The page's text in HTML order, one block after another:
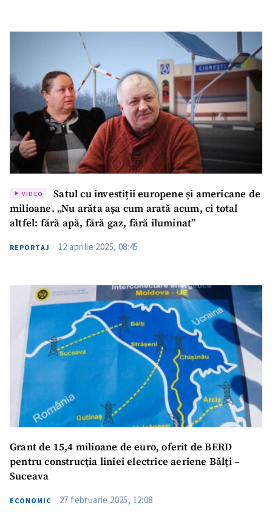
VIDEO
Satul cu investiții europene și americane de
milioane. „Nu arăta așa cum arată acum, ci total
altfel: fără apă, fără gaz, fără iluminat”
REPORTAJ 12 aprilie 2025, 08:45
Grant de 15,4 milioane de euro, oferit de BERD
pentru construcția liniei electrice aeriene Bălți –
Suceava
ECONOMIC 27 februarie 2025, 12:08